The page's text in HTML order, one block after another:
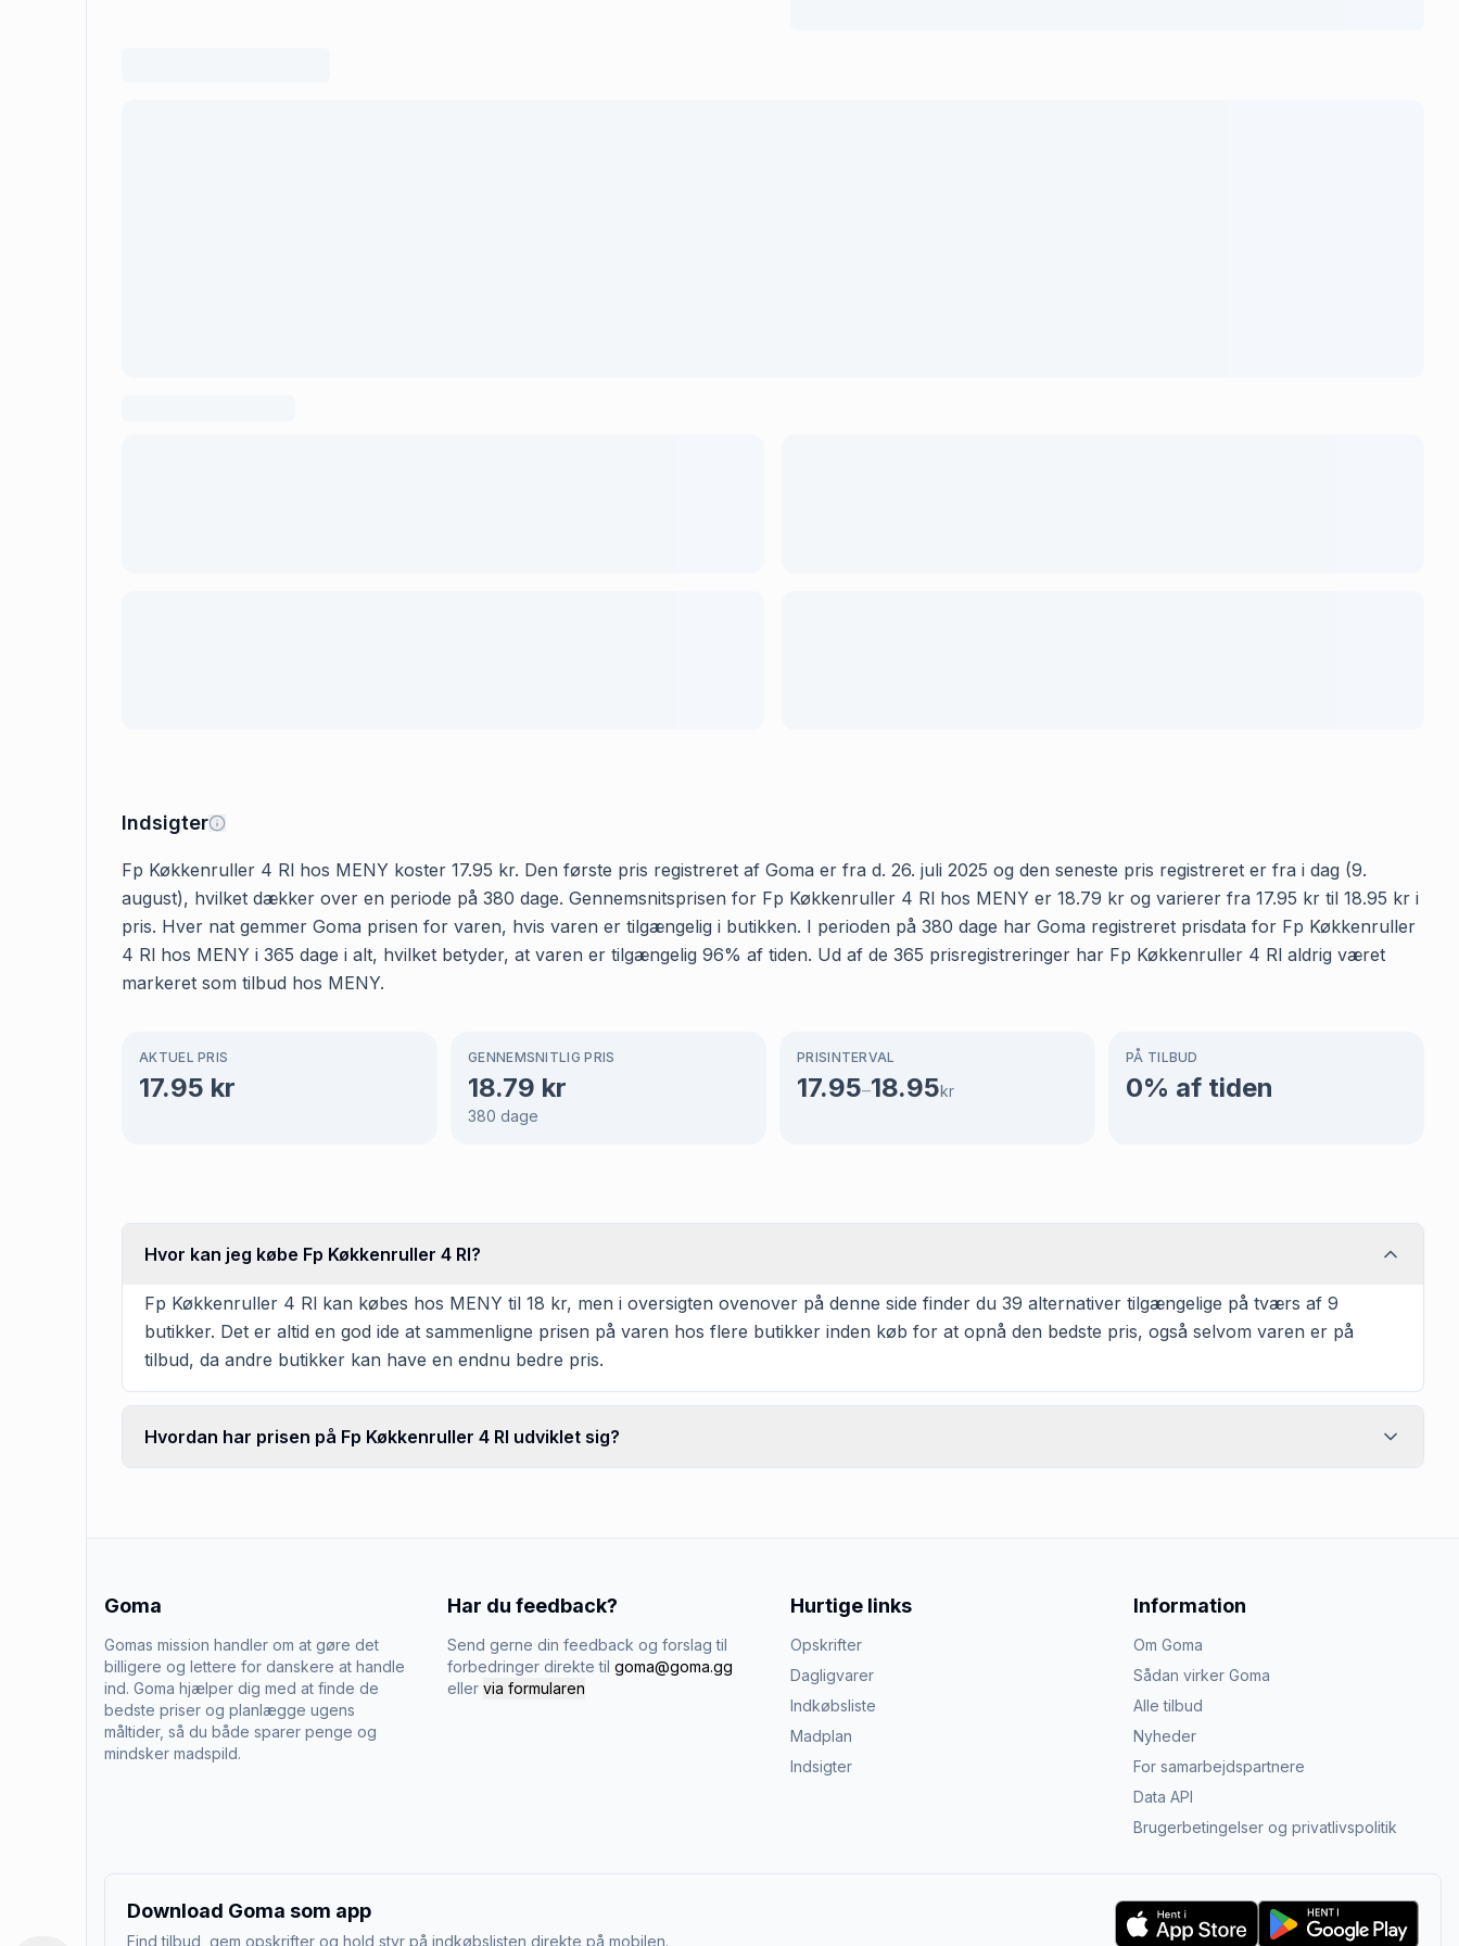
Indsigter
Fp Køkkenruller 4 Rl hos MENY koster 17.95 kr. Den første pris registreret af Goma er fra d. 26. juli 2025 og den seneste pris registreret er fra i dag (9.
august), hvilket dækker over en periode på 380 dage. Gennemsnitsprisen for Fp Køkkenruller 4 Rl hos MENY er 18.79 kr og varierer fra 17.95 kr til 18.95 kr i
pris. Hver nat gemmer Goma prisen for varen, hvis varen er tilgængelig i butikken. I perioden på 380 dage har Goma registreret prisdata for Fp Køkkenruller
4 Rl hos MENY i 365 dage i alt, hvilket betyder, at varen er tilgængelig 96% af tiden. Ud af de 365 prisregistreringer har Fp Køkkenruller 4 Rl aldrig været
markeret som tilbud hos MENY.
AKTUEL PRIS
17.95 kr
GENNEMSNITLIG PRIS
18.79 kr
380 dage
PRISINTERVAL
17.95–18.95kr
PÅ TILBUD
0% af tiden
Hvor kan jeg købe Fp Køkkenruller 4 Rl?
Fp Køkkenruller 4 Rl kan købes hos MENY til 18 kr, men i oversigten ovenover på denne side finder du 39 alternativer tilgængelige på tværs af 9
butikker. Det er altid en god ide at sammenligne prisen på varen hos flere butikker inden køb for at opnå den bedste pris, også selvom varen er på
tilbud, da andre butikker kan have en endnu bedre pris.
Hvordan har prisen på Fp Køkkenruller 4 Rl udviklet sig?
Goma
Gomas mission handler om at gøre det
billigere og lettere for danskere at handle
ind. Goma hjælper dig med at finde de
bedste priser og planlægge ugens
måltider, så du både sparer penge og
mindsker madspild.
Har du feedback?
Send gerne din feedback og forslag til
forbedringer direkte til goma@goma.gg
eller via formularen
Hurtige links
Opskrifter
Dagligvarer
Indkøbsliste
Madplan
Indsigter
Information
Om Goma
Sådan virker Goma
Alle tilbud
Nyheder
For samarbejdspartnere
Data API
Brugerbetingelser og privatlivspolitik
Download Goma som app
Find tilbud, gem opskrifter og hold styr på indkøbslisten direkte på mobilen.